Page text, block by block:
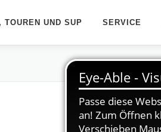
TOUREN UND SUP SERVICE